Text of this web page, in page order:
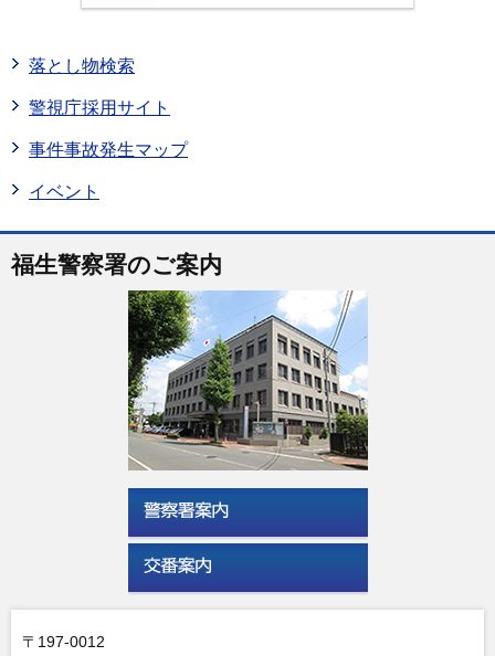
落とし物検索
警視庁採用サイト
事件事故発生マップ
イベント
福生警察署のご案内
〒197-0012